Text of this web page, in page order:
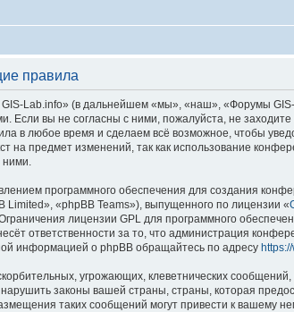
правила
Lab.info» (в дальнейшем «мы», «наш», «Форумы
Если вы не согласны с ними, пожалуйста, не
в любое время и сделаем всё возможное, чтобы
на предмет изменений, так как использование
ними.
программного обеспечения для создания
Limited», «phpBB Teams»), выпущенного по лицензии «
лицензии GPL для программного
ответственности за то, что администрация
информацией о phpBB обращайтесь по адресу
угрожающих, клеветнических
законы вашей страны, страны, которая
таких сообщений могут привести к вашему